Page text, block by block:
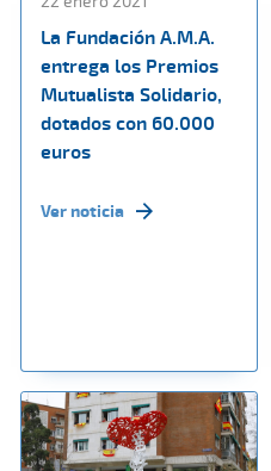
La Fundación A.M.A.
entrega los Premios
Mutualista Solidario,
dotados con 60.000
euros
Ver noticia